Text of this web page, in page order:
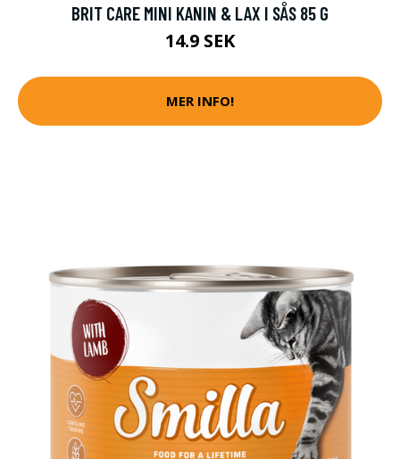
BRIT CARE MINI KANIN & LAX I SÅS 85 G
14.9 SEK
MER INFO!